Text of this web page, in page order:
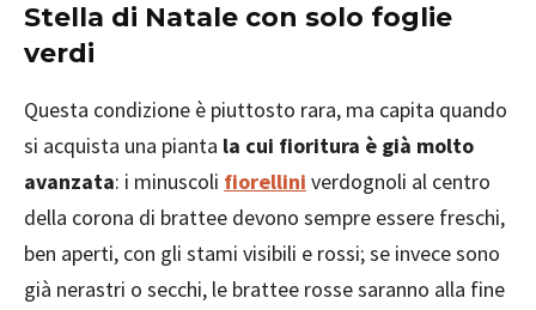
Stella di Natale con solo foglie
verdi
Questa condizione è piuttosto rara, ma capita quando
si acquista una pianta la cui fioritura è già molto
avanzata: i minuscoli fiorellini verdognoli al centro
della corona di brattee devono sempre essere freschi,
ben aperti, con gli stami visibili e rossi; se invece sono
già nerastri o secchi, le brattee rosse saranno alla fine